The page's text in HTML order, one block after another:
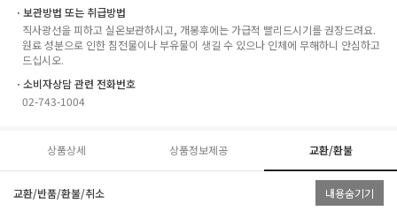
ㆍ보관방법 또는 취급방법
직사광선을 피하고 실온보관하시고, 개봉후에는 가급적 빨리드시기를 권장드려요.
원료 성분으로 인한 침전물이나 부유물이 생길 수 있으나 인체에 무해하니 안심하고
드십시오.
ㆍ소비자상담 관련 전화번호
02-743-1004
상품상세 상품정보제공 교환/환불
교환/반품/환불/취소 내용숨기기